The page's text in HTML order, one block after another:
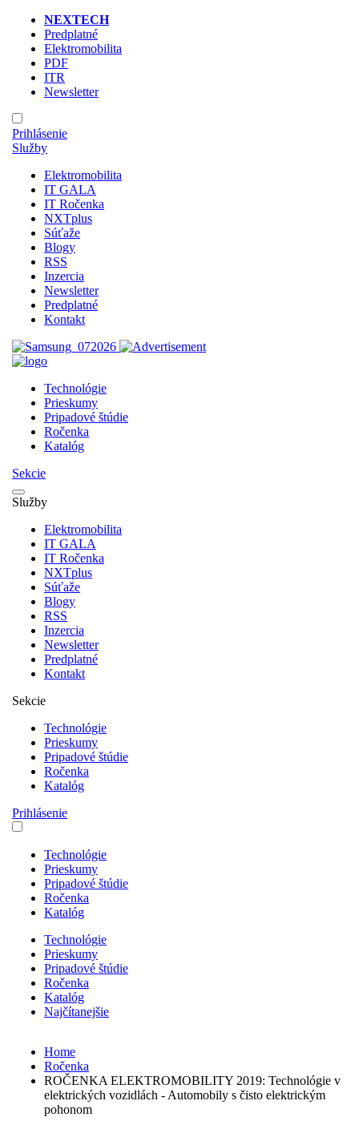
NEXTECH
Predplatné
Elektromobilita
PDF
ITR
Newsletter
Prihlásenie
Služby
Elektromobilita
IT GALA
IT Ročenka
NXTplus
Súťaže
Blogy
RSS
Inzercia
Newsletter
Predplatné
Kontakt
Technológie
Prieskumy
Pripadové štúdie
Ročenka
Katalóg
Sekcie
Služby
Elektromobilita
IT GALA
IT Ročenka
NXTplus
Súťaže
Blogy
RSS
Inzercia
Newsletter
Predplatné
Kontakt
Sekcie
Technológie
Prieskumy
Pripadové štúdie
Ročenka
Katalóg
Prihlásenie
Technológie
Prieskumy
Pripadové štúdie
Ročenka
Katalóg
Technológie
Prieskumy
Pripadové štúdie
Ročenka
Katalóg
Najčítanejšie
Home
Ročenka
ROČENKA ELEKTROMOBILITY 2019: Technológie v
elektrických vozidlách - Automobily s čisto elektrickým
pohonom